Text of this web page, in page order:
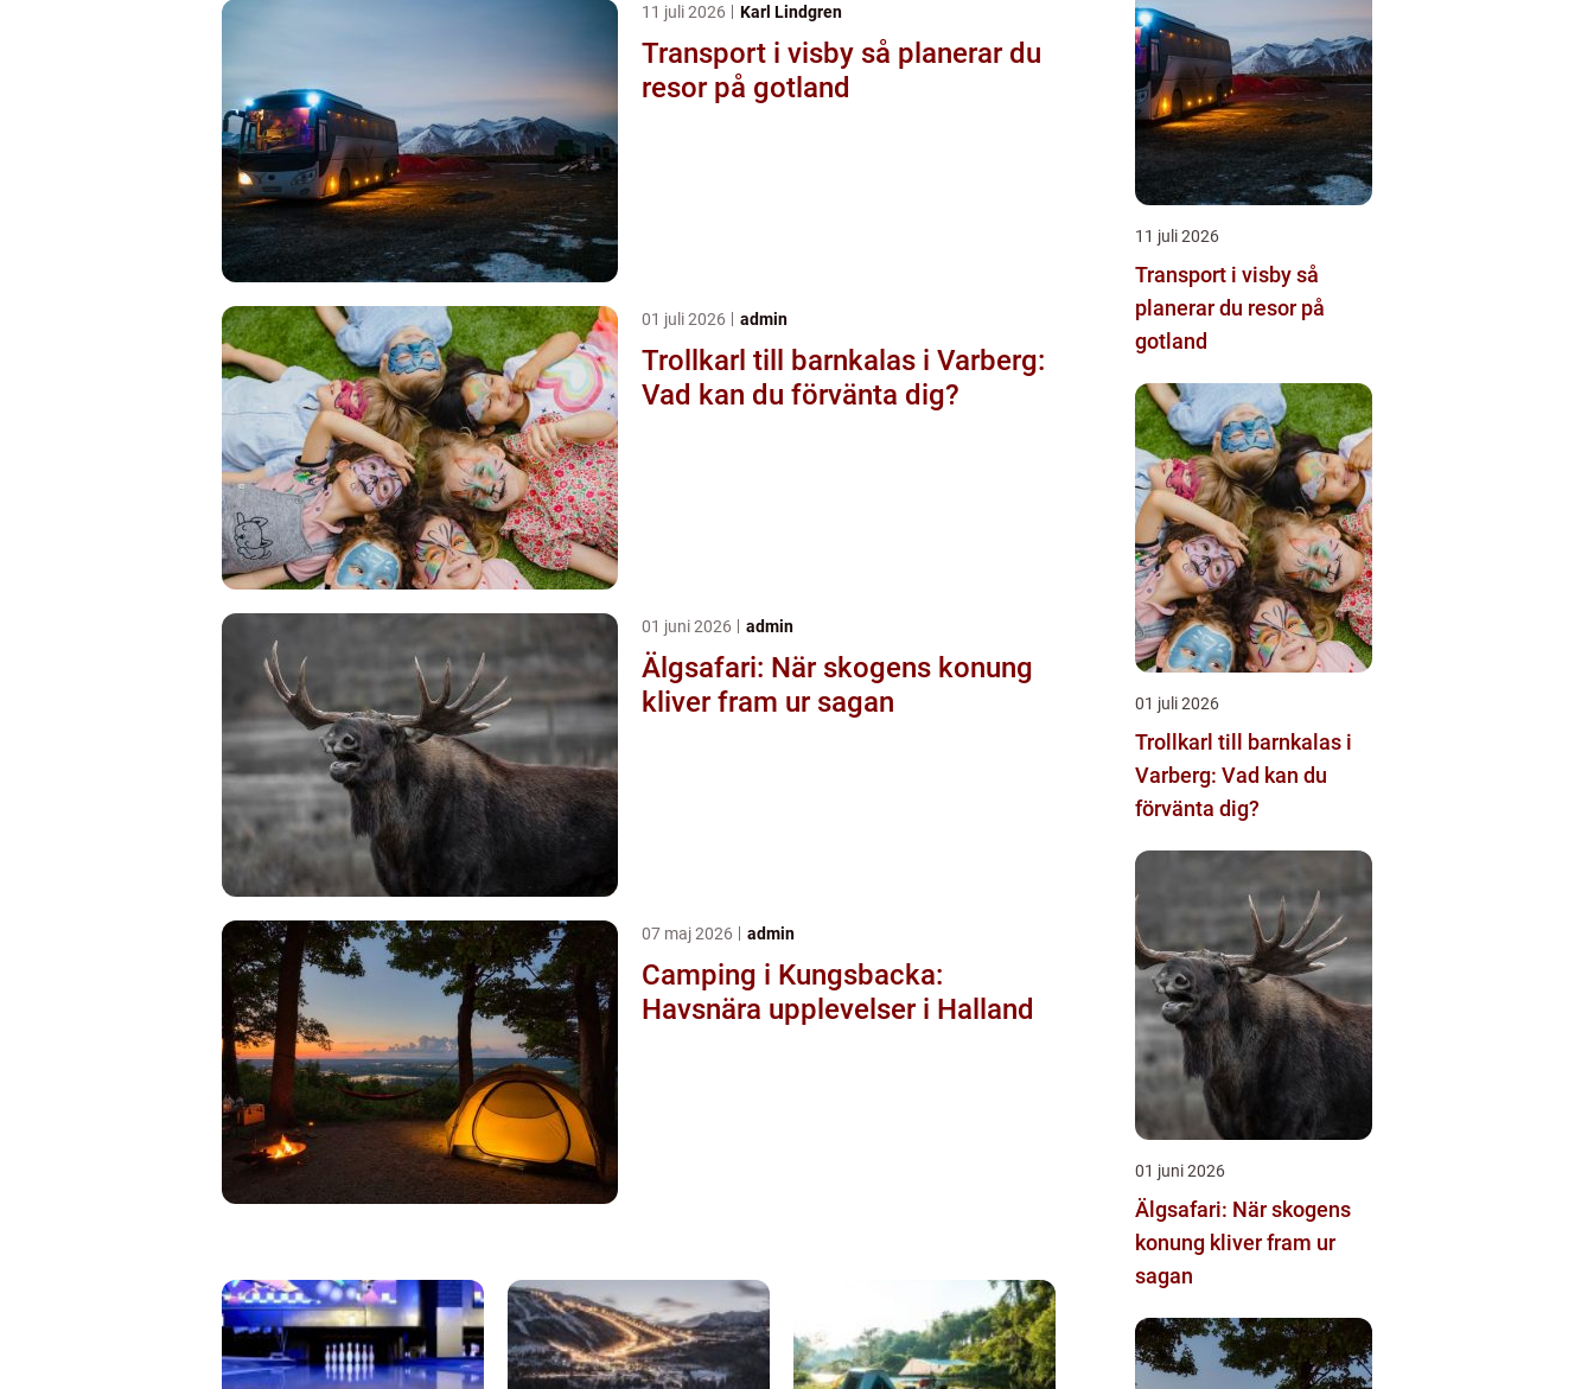
11 juli 2026 Karl Lindgren
Transport i visby så planerar du
resor på gotland
01 juli 2026 admin
Trollkarl till barnkalas i Varberg:
Vad kan du förvänta dig?
01 juni 2026 admin
Älgsafari: När skogens konung
kliver fram ur sagan
07 maj 2026 admin
Camping i Kungsbacka:
Havsnära upplevelser i Halland
11 juli 2026
Transport i visby så
planerar du resor på
gotland
01 juli 2026
Trollkarl till barnkalas i
Varberg: Vad kan du
förvänta dig?
01 juni 2026
Älgsafari: När skogens
konung kliver fram ur
sagan